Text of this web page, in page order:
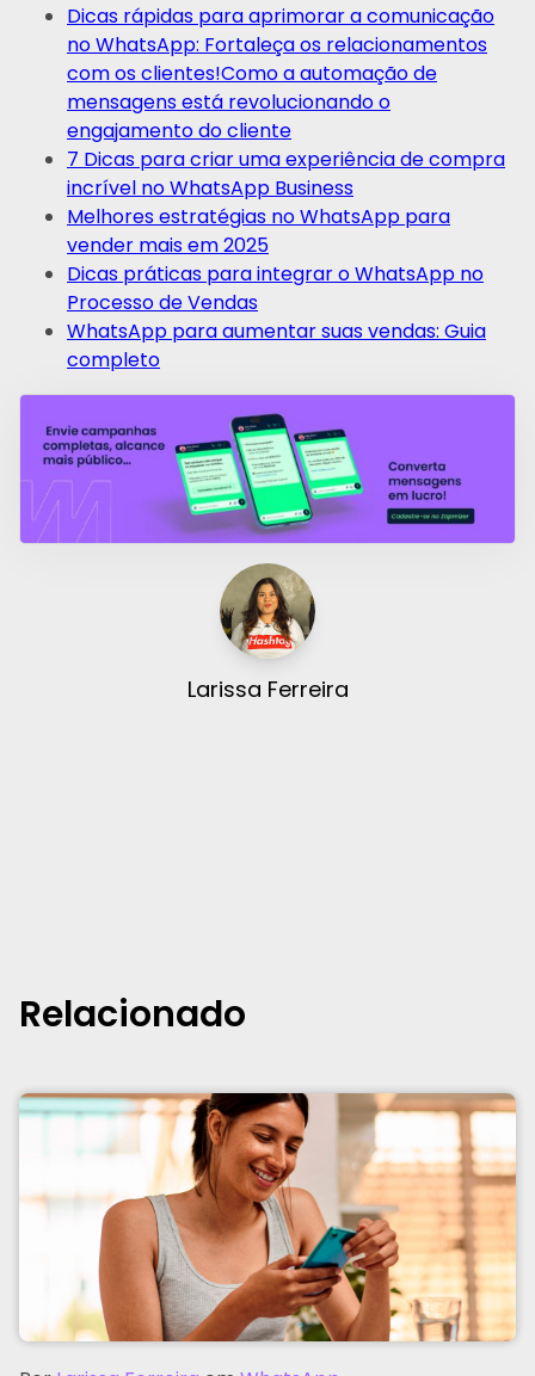
Dicas rápidas para aprimorar a comunicação
no WhatsApp: Fortaleça os relacionamentos
com os clientes!Como a automação de
mensagens está revolucionando o
engajamento do cliente
7 Dicas para criar uma experiência de compra
incrível no WhatsApp Business
Melhores estratégias no WhatsApp para
vender mais em 2025
Dicas práticas para integrar o WhatsApp no
Processo de Vendas
WhatsApp para aumentar suas vendas: Guia
completo
Larissa Ferreira
Relacionado